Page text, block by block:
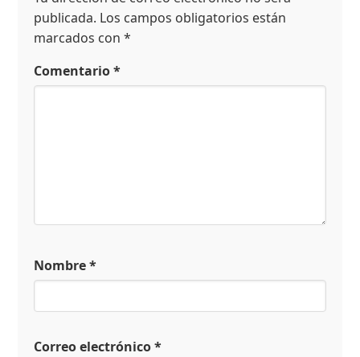
publicada. Los campos obligatorios están
marcados con*
Comentario*
Nombre*
Correo electrónico*